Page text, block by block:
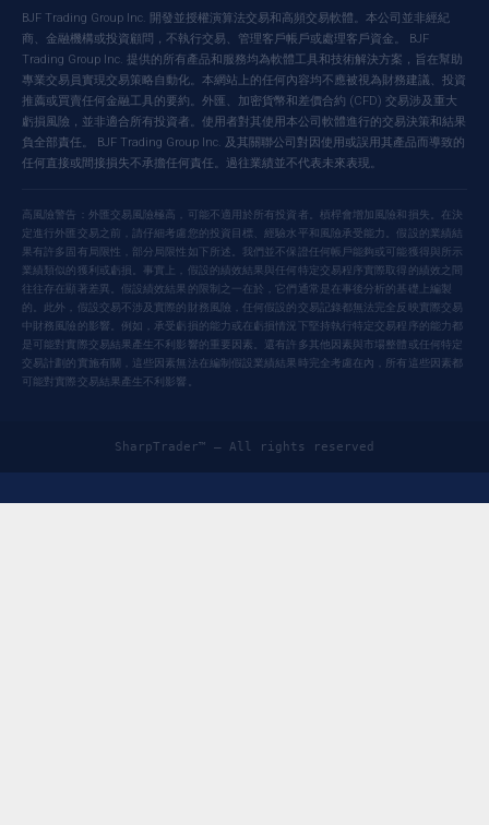
BJF Trading Group Inc. 開發並授權演算法交易和高頻交易軟體。本公司並非經紀
商、金融機構或投資顧問，不執行交易、管理客戶帳戶或處理客戶資金。 BJF
Trading Group Inc. 提供的所有產品和服務均為軟體工具和技術解決方案，旨在幫助
專業交易員實現交易策略自動化。本網站上的任何內容均不應被視為財務建議、投資
推薦或買賣任何金融工具的要約。外匯、加密貨幣和差價合約 (CFD) 交易涉及重大
虧損風險，並非適合所有投資者。使用者對其使用本公司軟體進行的交易決策和結果
負全部責任。 BJF Trading Group Inc. 及其關聯公司對因使用或誤用其產品而導致的
任何直接或間接損失不承擔任何責任。過往業績並不代表未來表現。
高風險警告：外匯交易風險極高，可能不適用於所有投資者。槓桿會增加風險和損失。在決
定進行外匯交易之前，請仔細考慮您的投資目標、經驗水平和風險承受能力。假設的業績結
果有許多固有局限性，部分局限性如下所述。我們並不保證任何帳戶能夠或可能獲得與所示
業績類似的獲利或虧損。事實上，假設的績效結果與任何特定交易程序實際取得的績效之間
往往存在顯著差異。假設績效結果的限制之一在於，它們通常是在事後分析的基礎上編製
的。此外，假設交易不涉及實際的財務風險，任何假設的交易記錄都無法完全反映實際交易
中財務風險的影響。例如，承受虧損的能力或在虧損情況下堅持執行特定交易程序的能力都
是可能對實際交易結果產生不利影響的重要因素。還有許多其他因素與市場整體或任何特定
交易計劃的實施有關，這些因素無法在編制假設業績結果時完全考慮在內，所有這些因素都
可能對實際交易結果產生不利影響。
SharpTrader™ — All rights reserved